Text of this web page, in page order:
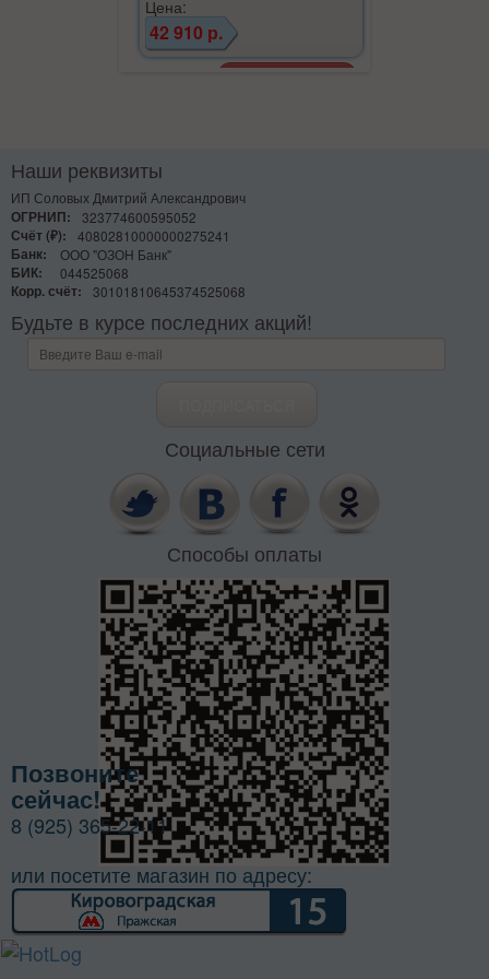
Цена:
42 910 р.
Наши реквизиты
ИП Соловых Дмитрий Александрович
ОГРНИП:
323774600595052
Счёт (₽):
40802810000000275241
Банк:
ООО "ОЗОН Банк"
БИК:
044525068
Корр. счёт:
30101810645374525068
Будьте в курсе последних акций!
Социальные сети
Способы оплаты
Позвоните
сейчас!
8 (925) 365-22-11
или посетите магазин по адресу: